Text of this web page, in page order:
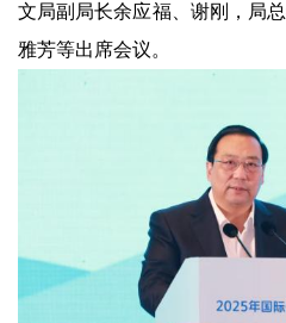
文局副局长余应福、谢刚，局
雅芳等出席会议。